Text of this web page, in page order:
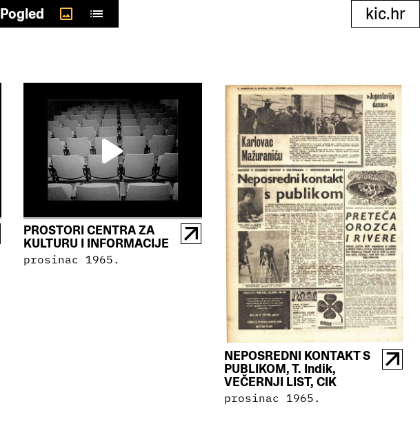
kic.hr
Pogled
PROSTORI CENTRA ZA
KULTURU I INFORMACIJE
prosinac 1965.
NEPOSREDNI KONTAKT S
PUBLIKOM, T. Indik,
VEČERNJI LIST, CIK
prosinac 1965.